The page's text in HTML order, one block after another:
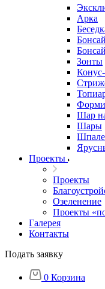
Арка
Бонсай
Зонты
Шар
Шары
Проекты
Проекты
Озеленение
Проекты
Галерея
Контакты
Подать заявку
0 Корзина